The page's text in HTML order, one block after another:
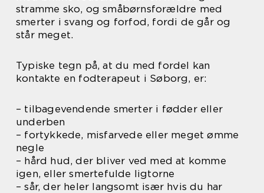
stramme sko, og småbørnsforældre med
smerter i svang og forfod, fordi de går og
står meget.
Typiske tegn på, at du med fordel kan
kontakte en fodterapeut i Søborg, er:
– tilbagevendende smerter i fødder eller
underben
– fortykkede, misfarvede eller meget ømme
negle
– hård hud, der bliver ved med at komme
igen, eller smertefulde ligtorne
– sår, der heler langsomt især hvis du har